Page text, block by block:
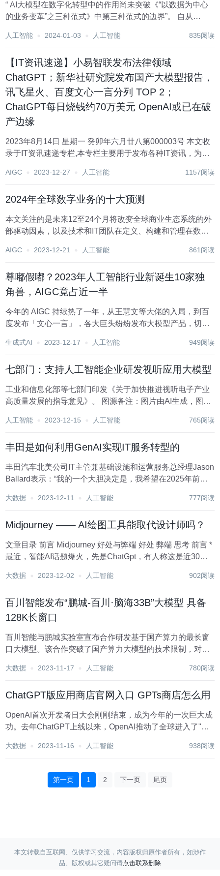
“ AI大模型在数字化转型中的作用尚未突破《“以数据为中心
的业务变革”之三种范式》中第三种范式的边界”。 自从
30日发布以来，在全世界迅速带起了热潮。ChatGPT是AI大
人工智能 2024-01-03 人工智能 835阅读
【IT资讯速递】小易智联发布法律领域
ChatGPT；新华社研究院发布国产大模型报告，
讯飞星火、百度文心一言分列 TOP 2；
ChatGPT每日烧钱约70万美元 OpenAI或已在破
产边缘
2023年8月14日 星期一 癸卯年六月廿八第000003号 本文收
录于IT资讯速递专栏,本专栏主要用于发布各种IT资讯，为大
讯速递 小易智联发布法律领域ChatGPT—...
AIGC 2023-12-27 人工智能 1157阅读
2024年全球数字业务的十大预测
本文关注的是未来12至24个月将改变全球商业生态系统的外
部驱动因素，以及技术和IT团队在定义、构建和管理在数字
来，数字化转型(DX 一直是寻求获得竞争优势，并使其流程
AIGC 2023-12-21 人工智能 861阅读
尊嘟假嘟？2023年人工智能行业新诞生10家独
角兽，AIGC竟占近一半
今年的 AIGC 持续热了一年，从王慧文等大佬的入局，到百
度发布「文心一言」，各大巨头纷纷发布大模型产品，切实
将过去的一整年，虽然 2023 年投融资整体行业遇冷，各种
生成式AI 2023-12-17 人工智能 949阅读
七部门：支持人工智能企业研发视听应用大模型
工业和信息化部等七部门印发《关于加快推进视听电子产业
高质量发展的指导意见》。 图源备注：图片由AI生成，图片
品矩阵，完善产业链条，开拓海外市场，持续提升生态主导
人工智能 2023-12-15 人工智能 765阅读
丰田是如何利用GenAI实现IT服务转型的
丰田汽车北美公司IT主管兼基础设施和运营服务总经理Jason
Ballard表示：“我的一个大胆决定是，我希望在2025年前取
的电池电动汽车(Bev 平台以及数字平台工程和架构组织的技
大数据 2023-12-11 人工智能 777阅读
Midjourney —— AI绘图工具能取代设计师吗？
文章目录 前言 Midjourney 好处与弊端 好处 弊端 思考 前言 *
最近，智能AI话题爆火，先是ChatGpt，有人称这是近30年
宇宙概念不同，ChatGpt是真正可...
大数据 2023-12-02 人工智能 902阅读
百川智能发布“鹏城-百川·脑海33B”大模型 具备
128K长窗口
百川智能与鹏城实验室宣布合作研发基于国产算力的最长窗
口大模型。该合作突破了国产算力大模型的技术限制，对国
优势，助力中国大模型创新，推动本土大模型开源开放，为
大数据 2023-11-17 人工智能 780阅读
ChatGPT版应用商店官网入口 GPTs商店怎么用
OpenAI首次开发者日大会刚刚结束，成为今年的一次巨大成
功。去年ChatGPT上线以来，OpenAI推动了全球进入了"大
出了GPT-4 Turbo和GPTs，巩固了其在人工智能领域的领导
大数据 2023-11-16 人工智能 938阅读
第一页 1 2 下一页 尾页
本文转载自互联网、仅供学习交流，内容版权归原作者所有，如涉作
品、版权或其它疑问请点击联系删除